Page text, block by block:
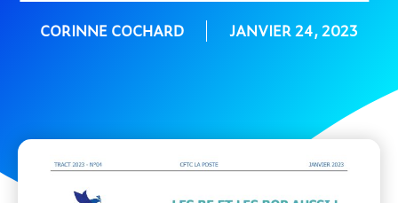
CORINNE COCHARD JANVIER 24, 2023